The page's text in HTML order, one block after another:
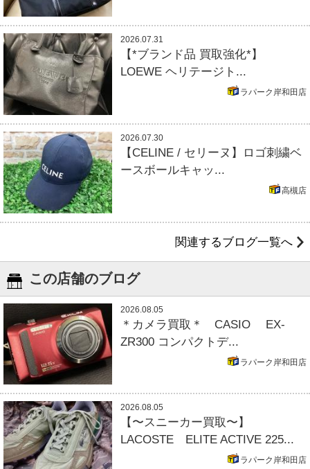
2026.07.31
【*ブランド品 買取強化*】
LOEWE ヘリテージト...
ラパーク岸和田店
2026.07.30
【CELINE / セリーヌ】ロゴ刺繍ベ
ースボールキャッ...
高槻店
関連するブログ一覧へ
この店舗のブログ
2026.08.05
＊カメラ買取＊ CASIO EX-
ZR300 コンパクトデ...
ラパーク岸和田店
2026.08.05
【〜スニーカー買取〜】
LACOSTE ELITE ACTIVE 225...
ラパーク岸和田店